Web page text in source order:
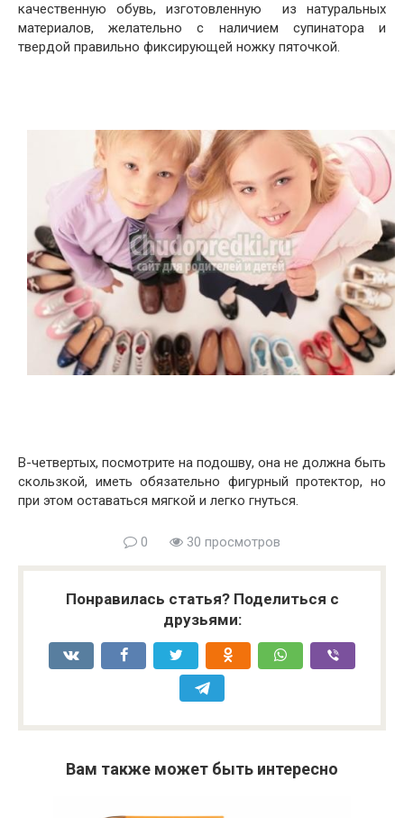
качественную обувь, изготовленную из натуральных
материалов, желательно с наличием супинатора и
твердой правильно фиксирующей ножку пяточкой.
В-четвертых, посмотрите на подошву, она не должна быть
скользкой, иметь обязательно фигурный протектор, но
при этом оставаться мягкой и легко гнуться.
0 30 просмотров
Понравилась статья? Поделиться с
друзьями:
Вам также может быть интересно